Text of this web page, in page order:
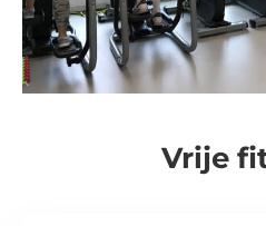
Vrije